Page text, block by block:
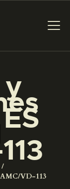
AMC/VD-113